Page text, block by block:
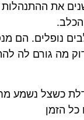
את ההתנהלות
נופלים. הם
מה גורם לה